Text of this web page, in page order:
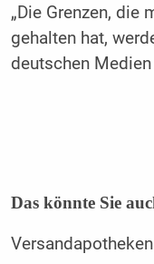
„Die Grenzen, die
gehalten hat,
deutschen
Das könnte Sie